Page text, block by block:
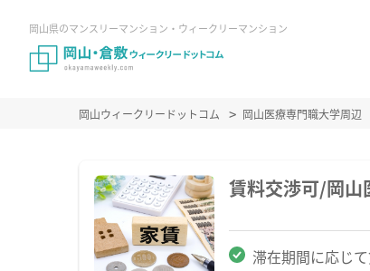
岡山県のマンスリーマンション・ウィークリーマンション
岡山ウィークリードットコム 岡山医療専門職大学周辺
賃料交渉可/岡山
滞在期間に応じ